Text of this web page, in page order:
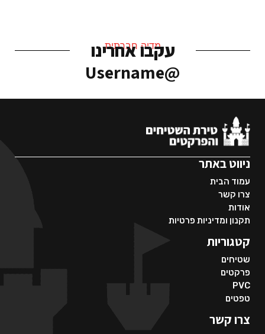
מדיה חברתית
עקבו אחרינו
@Username
ניווט באתר
עמוד הבית
צרו קשר
אודות
תקנון ומדיניות פרטיות
קטגוריות
שטיחים
פרקטים
PVC
טפטים
צרו קשר